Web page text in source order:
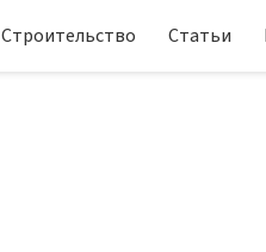
Строительство Статьи